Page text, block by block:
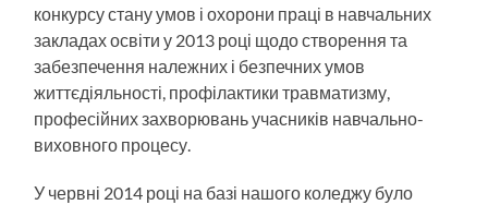
конкурсу стану умов і охорони праці в навчальних
закладах освіти у 2013 році щодо створення та
забезпечення належних і безпечних умов
життєдіяльності, профілактики травматизму,
професійних захворювань учасників навчально-
виховного процесу.
У червні 2014 році на базі нашого коледжу було